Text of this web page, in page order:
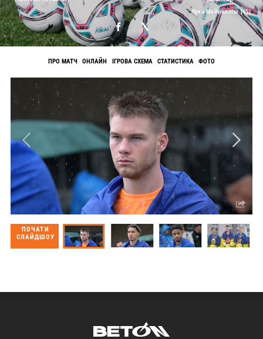
Лука Мейрелліш (45)
ПРО МАТЧ ОНЛАЙН ІГРОВА СХЕМА СТАТИСТИКА ФОТО
ПОЧАТИ
СЛАЙДШОУ